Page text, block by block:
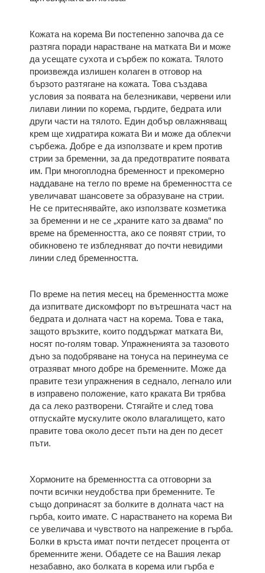
Кожата на корема Ви постепенно започва да се
разтяга поради нарастване на матката Ви и може
да усещате сухота и сърбеж по кожата. Тялото
произвежда излишен колаген в отговор на
бързото разтягане на кожата. Това създава
условия за появата на белезникави, червени или
лилави линии по корема, гърдите, бедрата или
други части на тялото. Един добър овлажняващ
крем ще хидратира кожата Ви и може да облекчи
сърбежа. Добре е да използвате и крем против
стрии за бременни, за да предотвратите появата
им. При многоплодна бременност и прекомерно
наддаване на тегло по време на бременността се
увеличават шансовете за образуване на стрии.
Не се притеснявайте, ако използвате козметика
за бременни и не се „храните като за двама“ по
време на бременността, ако се появят стрии, то
обикновено те избледняват до почти невидими
линии след бременността.
По време на петия месец на бременността може
да изпитвате дискомфорт по вътрешната част на
бедрата и долната част на корема. Това е така,
защото връзките, които поддържат матката Ви,
носят по-голям товар. Упражненията за тазовото
дъно за подобряване на тонуса на перинеума се
отразяват много добре на бременните. Може да
правите тези упражнения в седнало, легнало или
в изправено положение, като краката Ви трябва
да са леко разтворени. Стягайте и след това
отпускайте мускулите около влагалището, като
правите това около десет пъти на ден по десет
пъти.
Хормоните на бременността са отговорни за
почти всички неудобства при бременните. Те
също допринасят за болките в долната част на
гърба, които имате. С нарастването на корема Ви
се увеличава и чувството на напрежение в гърба.
Болки в кръста имат почти петдесет процента от
бременните жени. Обадете се на Вашия лекар
незабавно, ако болката в корема или гърба е